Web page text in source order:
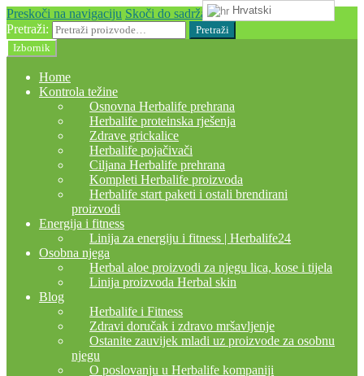
Preskoči na navigaciju Skoči do sadržaja
Pretraži:
Pretraži
Izbornik
Home
Kontrola težine
Osnovna Herbalife prehrana
Herbalife proteinska rješenja
Zdrave grickalice
Herbalife pojačivači
Ciljana Herbalife prehrana
Kompleti Herbalife proizvoda
Herbalife start paketi i ostali brendirani
proizvodi
Energija i fitness
Linija za energiju i fitness | Herbalife24
Osobna njega
Herbal aloe proizvodi za njegu lica, kose i tijela
Linija proizvoda Herbal skin
Blog
Herbalife i Fitness
Zdravi doručak i zdravo mršavljenje
Ostanite zauvijek mladi uz proizvode za osobnu
njegu
O poslovanju u Herbalife kompaniji
Hrvatski